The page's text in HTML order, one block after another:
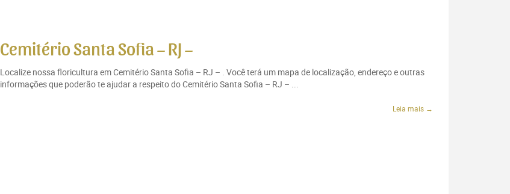
Cemitério Santa Sofia – RJ –
Localize nossa floricultura em Cemitério Santa Sofia – RJ – . Você terá um mapa de localização, endereço e outras
informações que poderão te ajudar a respeito do Cemitério Santa Sofia – RJ – ...
Leia mais →